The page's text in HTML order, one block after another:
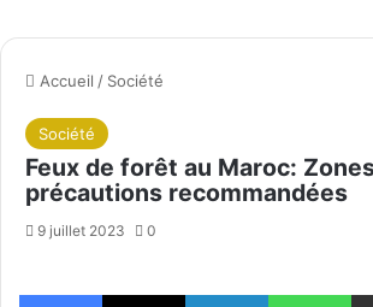
Accueil / Société
Société
Feux de forêt au Maroc:
précautions recommandées
9 juillet 2023 0
Facebook X Linkedin